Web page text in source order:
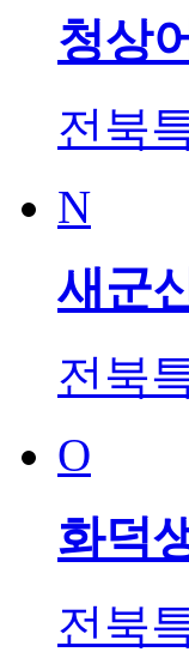
청상
전북
N
새군
전북
O
화덕
전북